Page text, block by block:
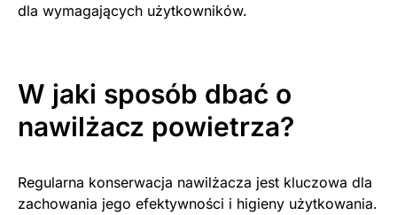
dla wymagających użytkowników.
W jaki sposób dbać o
nawilżacz powietrza?
Regularna konserwacja nawilżacza jest kluczowa dla
zachowania jego efektywności i higieny użytkowania.